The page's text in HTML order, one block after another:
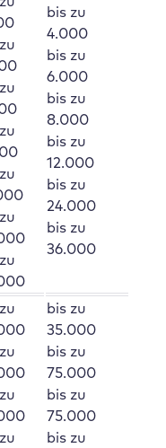
bis zu
4.000
bis zu
6.000
bis zu
8.000
bis zu
12.000
bis zu
24.000
bis zu
36.000
bis zu
35.000
bis zu
75.000
bis zu
75.000
bis zu